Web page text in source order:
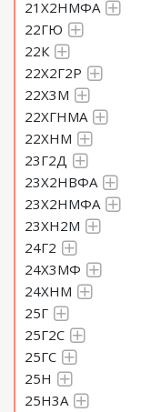
21Х2НМФА
22ГЮ
22К
22Х2Г2Р
22Х3М
22ХГНМА
22ХНМ
23Г2Д
23Х2НВФА
23Х2НМФА
23ХН2М
24Г2
24Х3МФ
24ХНМ
25Г
25Г2С
25ГС
25Н
25Н3А